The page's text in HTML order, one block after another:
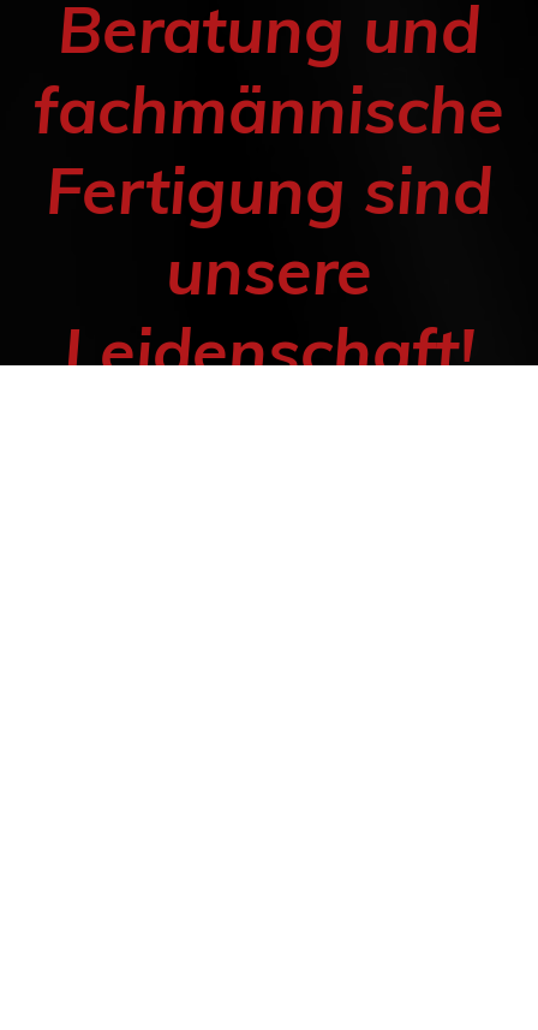
Beratung und
fachmännische
Fertigung sind
unsere
Leidenschaft!